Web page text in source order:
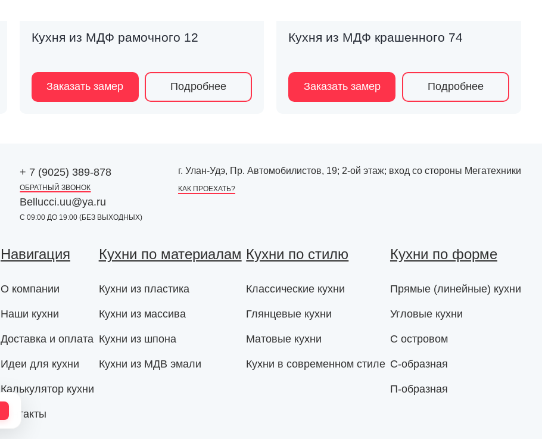
Кухня из МДФ рамочного 12
Заказать замер Подробнее
Кухня из МДФ крашенного 74
Заказать замер Подробнее
+ 7 (9025) 389-878
ОБРАТНЫЙ ЗВОНОК
г. Улан-Удэ, Пр. Автомобилистов, 19; 2-ой этаж; вход со стороны Мегатехники
КАК ПРОЕХАТЬ?
Bellucci.uu@ya.ru
С 09:00 ДО 19:00 (БЕЗ ВЫХОДНЫХ)
Навигация
О компании
Наши кухни
Доставка и оплата
Идеи для кухни
Калькулятор кухни
Контакты
Кухни по материалам
Кухни из пластика
Кухни из массива
Кухни из шпона
Кухни из МДВ эмали
Кухни по стилю
Классические кухни
Глянцевые кухни
Матовые кухни
Кухни в современном стиле
Кухни по форме
Прямые (линейные) кухни
Угловые кухни
С островом
С-образная
П-образная